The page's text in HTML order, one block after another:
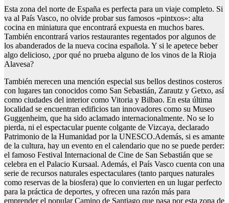
Esta zona del norte de España es perfecta para un viaje completo. Si
va al País Vasco, no olvide probar sus famosos «pintxos»: alta
cocina en miniatura que encontrará expuesta en muchos bares.
También encontrará varios restaurantes regentados por algunos de
los abanderados de la nueva cocina española. Y si le apetece beber
algo delicioso, ¿por qué no prueba alguno de los vinos de la Rioja
Alavesa?
También merecen una mención especial sus bellos destinos costeros
con lugares tan conocidos como San Sebastián, Zarautz y Getxo, así
como ciudades del interior como Vitoria y Bilbao. En esta última
localidad se encuentran edificios tan innovadores como su Museo
Guggenheim, que ha sido aclamado internacionalmente. No se lo
pierda, ni el espectacular puente colgante de Vizcaya, declarado
Patrimonio de la Humanidad por la UNESCO.Además, si es amante
de la cultura, hay un evento en el calendario que no se puede perder:
el famoso Festival Internacional de Cine de San Sebastián que se
celebra en el Palacio Kursaal. Además, el País Vasco cuenta con una
serie de recursos naturales espectaculares (tanto parques naturales
como reservas de la biosfera) que lo convierten en un lugar perfecto
para la práctica de deportes, y ofrecen una razón más para
emprender el popular Camino de Santiago que pasa por esta zona de